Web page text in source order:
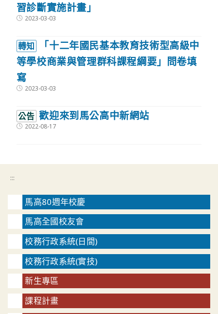
習診斷實施計畫」
Post2023-03-03
轉知
「十二年國民基本教育技術型高級中
等學校商業與管理群科課程綱要」問卷填
寫
Post2023-03-03
公告 歡迎來到馬公高中新網站
Post2022-08-17
:::
馬高80週年校慶
馬高全國校友會
校務行政系統(日間)
校務行政系統(實技)
新生專區
課程計畫